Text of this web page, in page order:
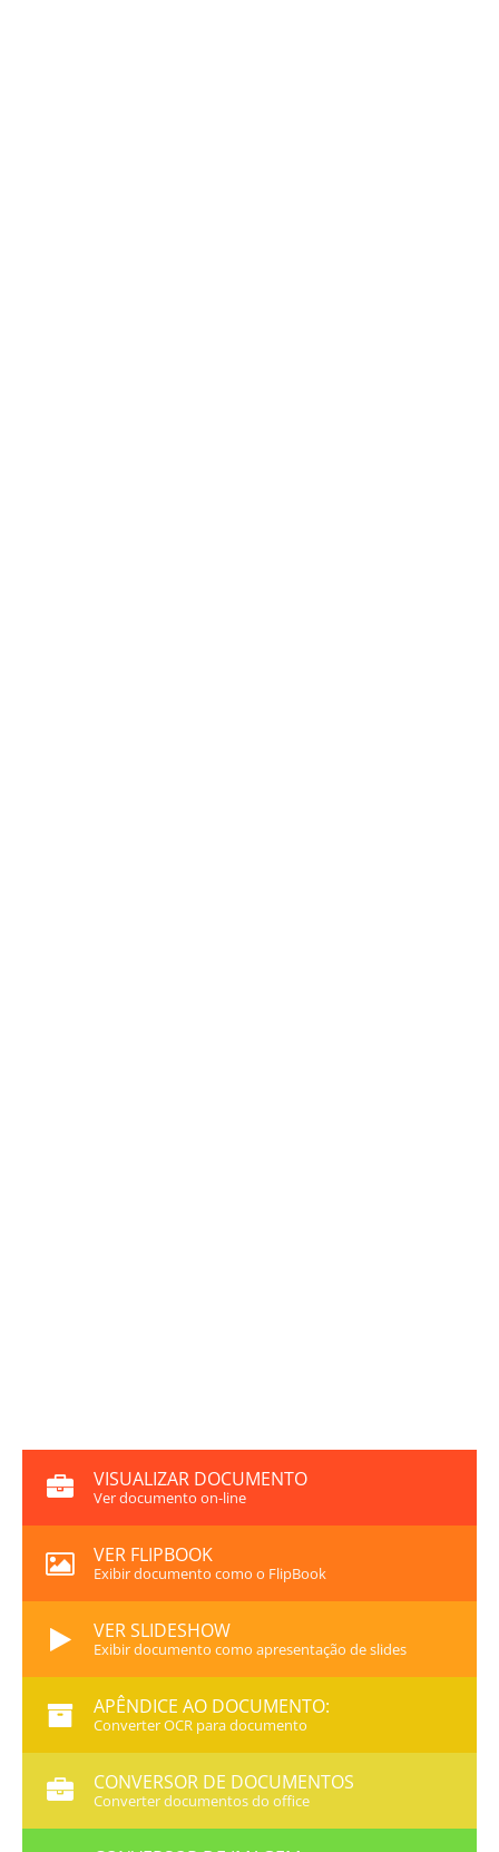
VISUALIZAR DOCUMENTO
Ver documento on-line
VER FLIPBOOK
Exibir documento como o FlipBook
VER SLIDESHOW
Exibir documento como apresentação de slides
APÊNDICE AO DOCUMENTO:
Converter OCR para documento
CONVERSOR DE DOCUMENTOS
Converter documentos do office